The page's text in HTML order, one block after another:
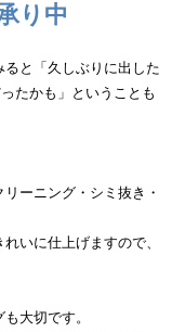
り中
と「久しぶりに出した
たかも」ということも
ーニング・シミ抜き・
いに仕上げますので、
大切です。